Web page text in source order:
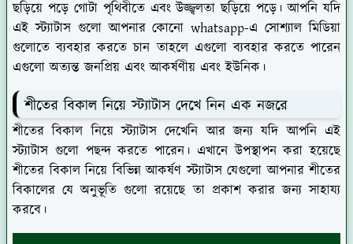
ছড়িয়ে পড়ে গোটা পৃথিবীতে এবং উজ্জ্বলতা ছড়িয়ে পড়ে। আপনি যদি
এই স্ট্যাটাস গুলো আপনার কোনো whatsapp-এ সোশ্যাল মিডিয়া
গুলোতে ব্যবহার করতে চান তাহলে এগুলো ব্যবহার করতে পারেন
এগুলো অত্যন্ত জনপ্রিয় এবং আকর্ষণীয় এবং ইউনিক।
শীতের বিকাল নিয়ে স্ট্যাটাস দেখে নিন এক নজরে
শীতের বিকাল নিয়ে স্ট্যাটাস দেখেনি আর জন্য যদি আপনি এই
স্ট্যাটাস গুলো পছন্দ করতে পারেন। এখানে উপস্থাপন করা হয়েছে
শীতের বিকাল নিয়ে বিভিন্ন আকর্ষণ স্ট্যাটাস যেগুলো আপনার শীতের
বিকালের যে অনুভূতি গুলো রয়েছে তা প্রকাশ করার জন্য সাহায্য
করবে।